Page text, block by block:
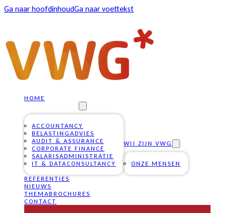
Ga naar hoofdinhoudGa naar voettekst
HOME
ACCOUNTANCY
BELASTINGADVIES
AUDIT & ASSURANCE
CORPORATE FINANCE
SALARISADMINISTRATIE
IT & DATACONSULTANCY
WIJ ZIJN VWG
ONZE MENSEN
REFERENTIES
NIEUWS
THEMABROCHURES
CONTACT